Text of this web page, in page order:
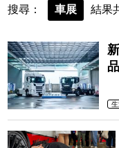
搜尋： 車展 結果